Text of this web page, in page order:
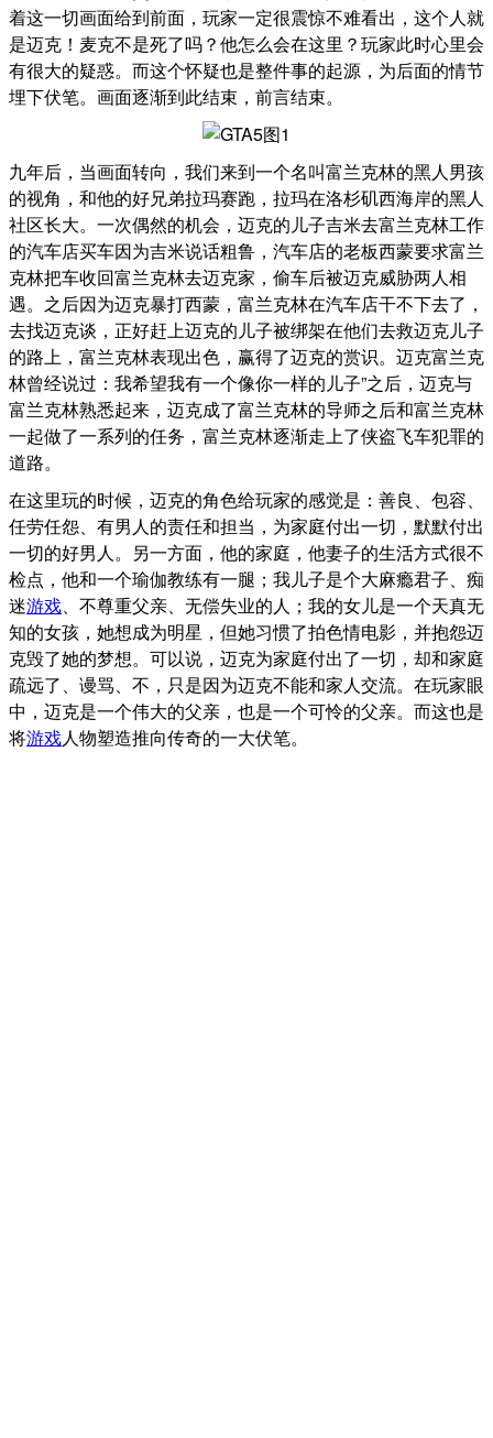
着这一切画面给到前面，玩家一定很震惊不难看出，这个人就
是迈克！麦克不是死了吗？他怎么会在这里？玩家此时心里会
有很大的疑惑。而这个怀疑也是整件事的起源，为后面的情节
埋下伏笔。画面逐渐到此结束，前言结束。
九年后，当画面转向，我们来到一个名叫富兰克林的黑人男孩
的视角，和他的好兄弟拉玛赛跑，拉玛在洛杉矶西海岸的黑人
社区长大。一次偶然的机会，迈克的儿子吉米去富兰克林工作
的汽车店买车因为吉米说话粗鲁，汽车店的老板西蒙要求富兰
克林把车收回富兰克林去迈克家，偷车后被迈克威胁两人相
遇。之后因为迈克暴打西蒙，富兰克林在汽车店干不下去了，
去找迈克谈，正好赶上迈克的儿子被绑架在他们去救迈克儿子
的路上，富兰克林表现出色，赢得了迈克的赏识。迈克富兰克
林曾经说过：我希望我有一个像你一样的儿子”之后，迈克与
富兰克林熟悉起来，迈克成了富兰克林的导师之后和富兰克林
一起做了一系列的任务，富兰克林逐渐走上了侠盗飞车犯罪的
道路。
在这里玩的时候，迈克的角色给玩家的感觉是：善良、包容、
任劳任怨、有男人的责任和担当，为家庭付出一切，默默付出
一切的好男人。另一方面，他的家庭，他妻子的生活方式很不
检点，他和一个瑜伽教练有一腿；我儿子是个大麻瘾君子、痴
迷游戏、不尊重父亲、无偿失业的人；我的女儿是一个天真无
知的女孩，她想成为明星，但她习惯了拍色情电影，并抱怨迈
克毁了她的梦想。可以说，迈克为家庭付出了一切，却和家庭
疏远了、谩骂、不，只是因为迈克不能和家人交流。在玩家眼
中，迈克是一个伟大的父亲，也是一个可怜的父亲。而这也是
将游戏人物塑造推向传奇的一大伏笔。